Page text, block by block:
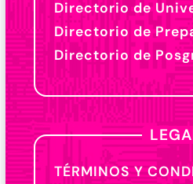
Directorio de
Directorio de
Directorio de
TÉRMINOS Y